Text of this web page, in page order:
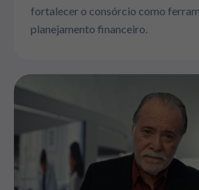
fortalecer o consórcio como
planejamento financeiro.